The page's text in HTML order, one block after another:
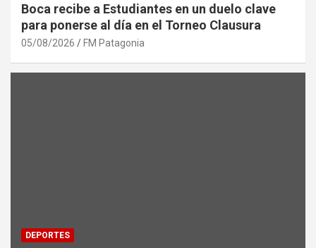
Boca recibe a Estudiantes en un duelo clave
para ponerse al día en el Torneo Clausura
05/08/2026 FM Patagonia
DEPORTES